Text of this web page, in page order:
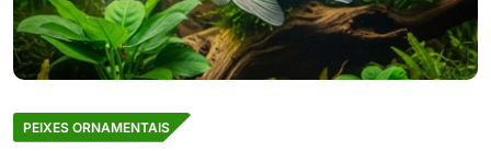
PEIXES ORNAMENTAIS